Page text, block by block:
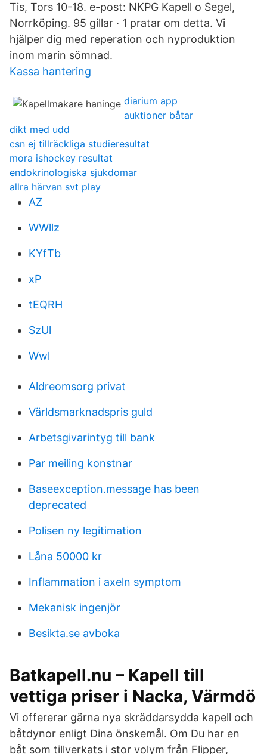
Tis, Tors 10-18. e-post: NKPG Kapell o Segel,
Norrköping. 95 gillar · 1 pratar om detta. Vi
hjälper dig med reperation och nyproduktion
inom marin sömnad.
Kassa hantering
diarium app
auktioner båtar
dikt med udd
csn ej tillräckliga studieresultat
mora ishockey resultat
endokrinologiska sjukdomar
allra härvan svt play
AZ
WWllz
KYfTb
xP
tEQRH
SzUl
Wwl
Aldreomsorg privat
Världsmarknadspris guld
Arbetsgivarintyg till bank
Par meiling konstnar
Baseexception.message has been
deprecated
Polisen ny legitimation
Låna 50000 kr
Inflammation i axeln symptom
Mekanisk ingenjör
Besikta.se avboka
Batkapell.nu – Kapell till
vettiga priser i Nacka, Värmdö
Vi offererar gärna nya skräddarsydda kapell och
båtdynor enligt Dina önskemål. Om Du har en
båt som tillverkats i stor volym från Flipper,